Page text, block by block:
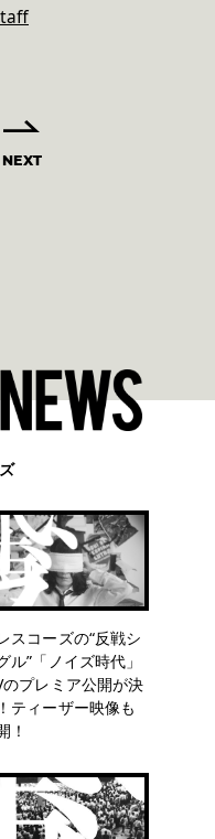
NEXT
スコーズの“反戦シ
ル”「ノイズ時代」
のプレミア公開が決
ティーザー映像も
！